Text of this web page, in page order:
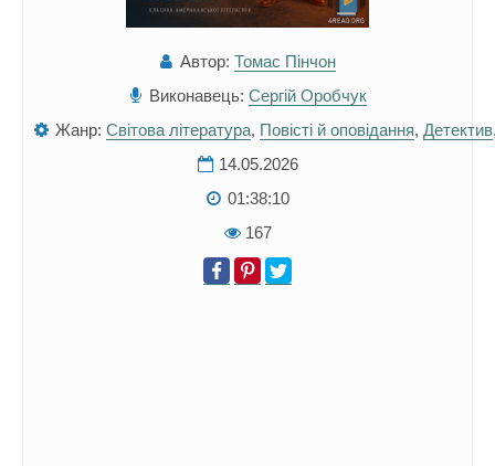
Автор: Томас Пінчон
Виконавець: Сергій Оробчук
Жанр: Світова література, Повісті й оповідання, Детектив
14.05.2026
01:38:10
167